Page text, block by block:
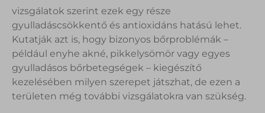
vizsgálatok szerint ezek egy része
gyulladáscsökkentő és antioxidáns hatású lehet.
Kutatják azt is, hogy bizonyos bőrproblémák –
például enyhe akné, pikkelysömör vagy egyes
gyulladásos bőrbetegségek – kiegészítő
kezelésében milyen szerepet játszhat, de ezen a
területen még további vizsgálatokra van szükség.